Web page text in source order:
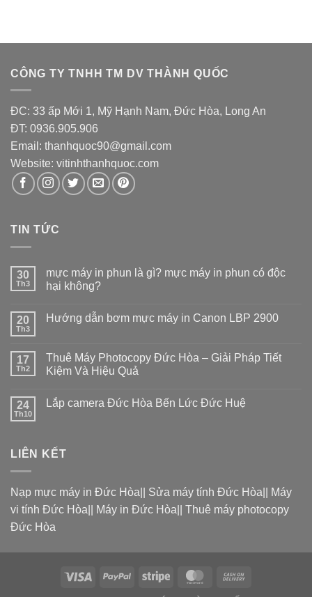
CÔNG TY TNHH TM DV THÀNH QUỐC
ĐC: 33 ấp Mới 1, Mỹ Hạnh Nam, Đức Hòa, Long An
ĐT: 0936.905.906
Email: thanhquoc90@gmail.com
Website: vitinhthanhquoc.com
TIN TỨC
30
Th3
mực máy in phun là gì? mực máy in phun có độc
hại không?
20
Th3
Hướng dẫn bơm mực máy in Canon LBP 2900
17
Th2
Thuê Máy Photocopy Đức Hòa – Giải Pháp Tiết
Kiệm Và Hiệu Quả
24
Th10
Lắp camera Đức Hòa Bến Lức Đức Huệ
LIÊN KẾT
Nạp mực máy in Đức Hòa Sửa máy tính Đức Hòa
Máy
vi tính Đức Hòa
Máy in Đức Hòa
Thuê máy photocopy
Đức Hòa